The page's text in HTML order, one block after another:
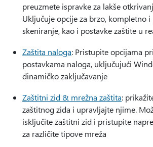
preuzmete ispravke za lakše
Uključuje opcije za brzo, kompletno
skeniranje, kao i postavke zaštite u
Zaštita naloga: Pristupite opcijama
postavkama naloga, uključujući
dinamičko zaključavanje
Zaštitni zid & mrežna zaštita:
zaštitnog zida i upravljajte njime.
isključite zaštitni zid i pristupite
za različite tipove mreža